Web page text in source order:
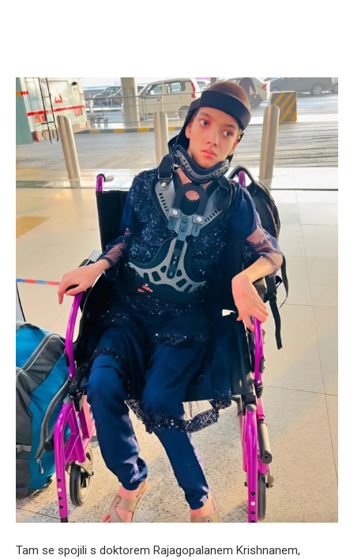
Tam se spojili s doktorem Rajagopalanem Krishnanem,